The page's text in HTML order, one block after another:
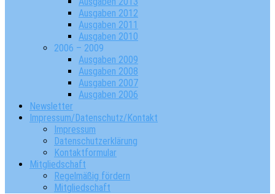
Ausgaben 2012
Ausgaben 2011
Ausgaben 2010
2006 – 2009
Ausgaben 2009
Ausgaben 2008
Ausgaben 2007
Ausgaben 2006
Newsletter
Impressum/Datenschutz/Kontakt
Impressum
Datenschutzerklärung
Kontaktformular
Mitgliedschaft
Regelmäßig fördern
Mitgliedschaft